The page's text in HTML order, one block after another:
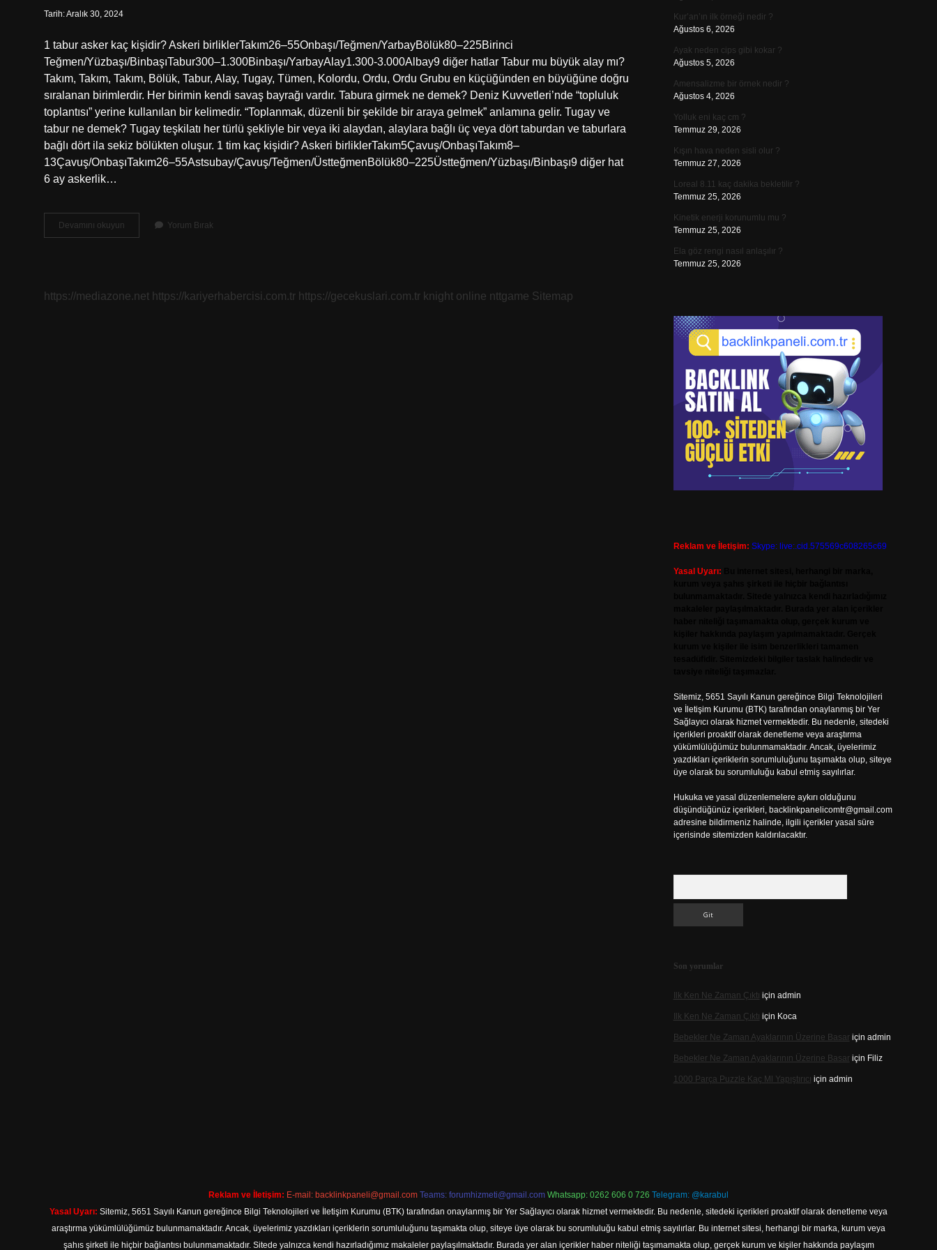
Tarih: Aralık 30, 2024
1 tabur asker kaç kişidir? Askeri birliklerTakım26–55Onbaşı/Teğmen/YarbayBölük80–225Birinci
Teğmen/Yüzbaşı/BinbaşıTabur300–1.300Binbaşı/YarbayAlay1.300-3.000Albay9 diğer hatlar Tabur mu büyük alay mı?
Takım, Takım, Takım, Bölük, Tabur, Alay, Tugay, Tümen, Kolordu, Ordu, Ordu Grubu en küçüğünden en büyüğüne doğru
sıralanan birimlerdir. Her birimin kendi savaş bayrağı vardır. Tabura girmek ne demek? Deniz Kuvvetleri’nde “topluluk
toplantısı” yerine kullanılan bir kelimedir. “Toplanmak, düzenli bir şekilde bir araya gelmek” anlamına gelir. Tugay ve
tabur ne demek? Tugay teşkilatı her türlü şekliyle bir veya iki alaydan, alaylara bağlı üç veya dört taburdan ve taburlara
bağlı dört ila sekiz bölükten oluşur. 1 tim kaç kişidir? Askeri birliklerTakım5Çavuş/OnbaşıTakım8–
13Çavuş/OnbaşıTakım26–55Astsubay/Çavuş/Teğmen/ÜstteğmenBölük80–225Üstteğmen/Yüzbaşı/Binbaşı9 diğer hat
6 ay askerlik…
Devamını okuyun
Asker
Yorum Bırak
https://mediazone.net https://kariyerhabercisi.com.tr https://gecekuslari.com.tr knight online nttgame Sitemap
Kur’an’ın ilk örneği nedir ?
Ağustos 6, 2026
Ayak neden cips gibi kokar ?
Ağustos 5, 2026
Amensalizme bir örnek nedir ?
Ağustos 4, 2026
Yolluk eni kaç cm ?
Temmuz 29, 2026
Kışın hava neden sisli olur ?
Temmuz 27, 2026
Loreal 8.11 kaç dakika bekletilir ?
Temmuz 25, 2026
Kinetik enerji korunumlu mu ?
Temmuz 25, 2026
Ela göz rengi nasıl anlaşılır ?
Temmuz 25, 2026
Reklam ve İletişim: Skype: live:.cid.575569c608265c69
Yasal Uyarı:
Sitemiz, 5651 Sayılı Kanun gereğince Bilgi Teknolojileri
ve İletişim Kurumu (BTK) tarafından onaylanmış bir Yer
Sağlayıcı olarak hizmet vermektedir. Bu nedenle, sitedeki
içerikleri proaktif olarak denetleme veya araştırma
yükümlülüğümüz bulunmamaktadır. Ancak, üyelerimiz
yazdıkları içeriklerin sorumluluğunu taşımakta olup, siteye
üye olarak bu sorumluluğu kabul etmiş sayılırlar.
Hukuka ve yasal düzenlemelere aykırı olduğunu
düşündüğünüz içerikleri, backlinkpanelicomtr@gmail.com
adresine bildirmeniz halinde, ilgili içerikler yasal süre
içerisinde sitemizden kaldırılacaktır.
Son yorumlar
Ilk Ken Ne Zaman Çıktı için admin
Ilk Ken Ne Zaman Çıktı için Koca
Bebekler Ne Zaman Ayaklarının Üzerine Basariçin admin
Bebekler Ne Zaman Ayaklarının Üzerine Basariçin Filiz
1000 Parça Puzzle Kaç Ml Yapıştırıcı için admin
Reklam ve İletişim: E-mail: backlinkpaneli@gmail.com Teams: forumhizmeti@gmail.com Whatsapp: 0262 606 0 726 Telegram: @karabul
Yasal Uyarı: Sitemiz, 5651 Sayılı Kanun gereğince Bilgi Teknolojileri ve İletişim Kurumu (BTK) tarafından onaylanmış bir Yer Sağlayıcı olarak hizmet vermektedir. Bu nedenle, sitedeki içerikleri proaktif olarak denetleme veya
araştırma yükümlülüğümüz bulunmamaktadır. Ancak, üyelerimiz yazdıkları içeriklerin sorumluluğunu taşımakta olup, siteye üye olarak bu sorumluluğu kabul etmiş sayılırlar. Bu internet sitesi, herhangi bir marka, kurum veya
şahıs şirketi ile hiçbir bağlantısı bulunmamaktadır. Sitede yalnızca kendi hazırladığımız makaleler paylaşılmaktadır. Burada yer alan içerikler haber niteliği taşımamakta olup, gerçek kurum ve kişiler hakkında paylaşım